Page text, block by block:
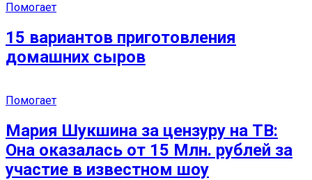
Помогает
15 вариантов приготовления
домашних сыров
Помогает
Мария Шукшина за цензуру на ТВ:
Она оказалась от 15 Млн. рублей за
участие в известном шоу